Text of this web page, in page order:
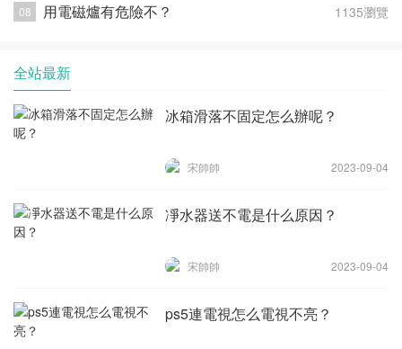
1135瀏覽
用電磁爐有危險不？
全站最新
冰箱滑落不固定怎么辦呢？
宋帥帥 2023-09-04
凈水器送不電是什么原因？
宋帥帥 2023-09-04
ps5連電視怎么電視不亮？